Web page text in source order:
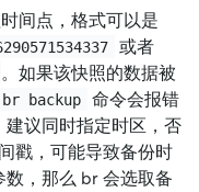
间点，格式可以是
或者
。如果该快照的数据被
backup
命令会报错
议同时指定时区，否
戳，可能导致备份时
，那么 br 会选取备